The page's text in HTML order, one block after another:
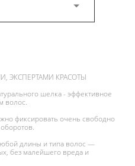
ЭКСПЕРТАМИ КРАСОТЫ
шелка - эффективное
волос.
фиксировать очень свободно
длины и типа волос —
без малейшего вреда и